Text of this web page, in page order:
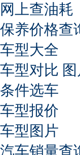
网上查油耗
保养价格查
车型大全
车型对比
条件选车
车型报价
车型图片
汽车销量查